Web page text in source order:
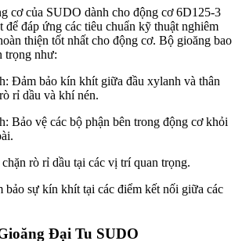
cơ của SUDO dành cho động cơ 6D125-3
để đáp ứng các tiêu chuẩn kỹ thuật nghiêm
thiện tốt nhất cho động cơ. Bộ gioăng bao
trọng như:
Đảm bảo kín khít giữa đầu xylanh và thân
rỉ dầu và khí nén.
Bảo vệ các bộ phận bên trong động cơ khỏi
rò rỉ dầu tại các vị trí quan trọng.
sự kín khít tại các điểm kết nối giữa các
Đại Tu SUDO